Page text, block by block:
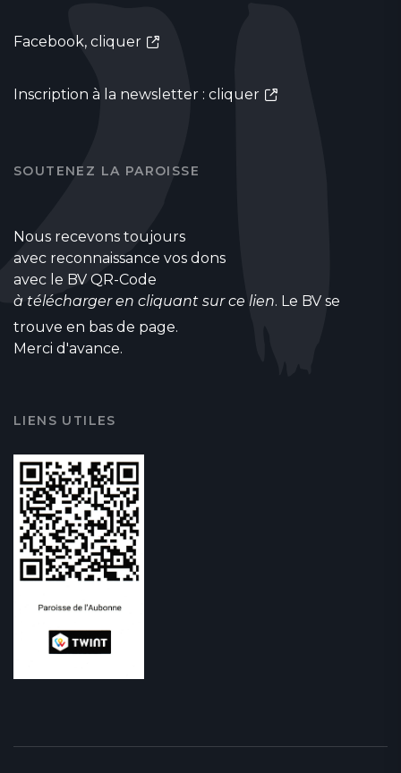
Facebook, cliquer
Inscription à la newsletter : cliquer
SOUTENEZ LA PAROISSE
Nous recevons toujours
avec reconnaissance vos dons
avec le BV QR-Code
à télécharger en cliquant sur ce lien. Le BV se
trouve en bas de page.
Merci d'avance.
LIENS UTILES